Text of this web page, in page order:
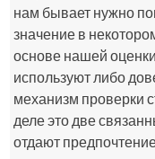
нам бывает нужно
значение в
основе нашей
используют либо
механизм проверки
деле это две
отдают